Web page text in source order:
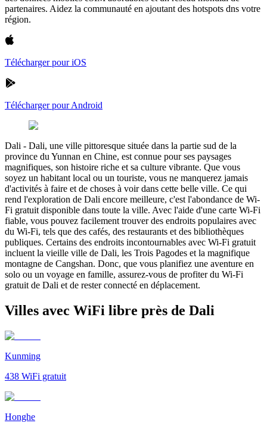
partenaires. Aidez la communauté en ajoutant des hotspots dns votre
région.
Télécharger pour iOS
Télécharger pour Android
Dali - Dali, une ville pittoresque située dans la partie sud de la
province du Yunnan en Chine, est connue pour ses paysages
magnifiques, son histoire riche et sa culture vibrante. Que vous
soyez un habitant local ou un touriste, vous ne manquerez jamais
d'activités à faire et de choses à voir dans cette belle ville. Ce qui
rend l'exploration de Dali encore meilleure, c'est l'abondance de Wi-
Fi gratuit disponible dans toute la ville. Avec l'aide d'une carte Wi-Fi
fiable, vous pouvez facilement trouver des endroits populaires avec
du Wi-Fi, tels que des cafés, des restaurants et des bibliothèques
publiques. Certains des endroits incontournables avec Wi-Fi gratuit
incluent la vieille ville de Dali, les Trois Pagodes et la magnifique
montagne de Cangshan. Donc, que vous planifiez une aventure en
solo ou un voyage en famille, assurez-vous de profiter du Wi-Fi
gratuit de Dali et de rester connecté en déplacement.
Villes avec WiFi libre près de Dali
Kunming
438 WiFi gratuit
Honghe